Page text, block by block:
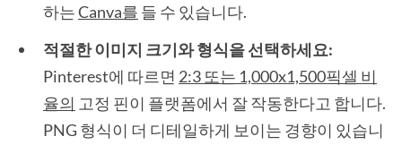
하는Canva를 들 수 있습니다.
적절한 이미지 크기와 형식을 선택하세요:
Pinterest에 따르면 2:3 또는 1,000x1,500픽셀 비
율의 고정 핀이 플랫폼에서 잘 작동한다고 합니다.
PNG 형식이 더 디테일하게 보이는 경향이 있습니